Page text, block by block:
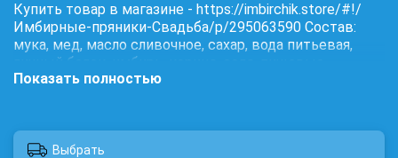
Купить товар в магазине - https://imbirchik.store/#!/
Имбирные-пряники-Свадьба/p/295063590 Состав:
мука, мед, масло сливочное, сахар, вода питьевая,
яичный белок, имбирь, корица, сода, пищевые
красители.
Показать полностью
Выбрать